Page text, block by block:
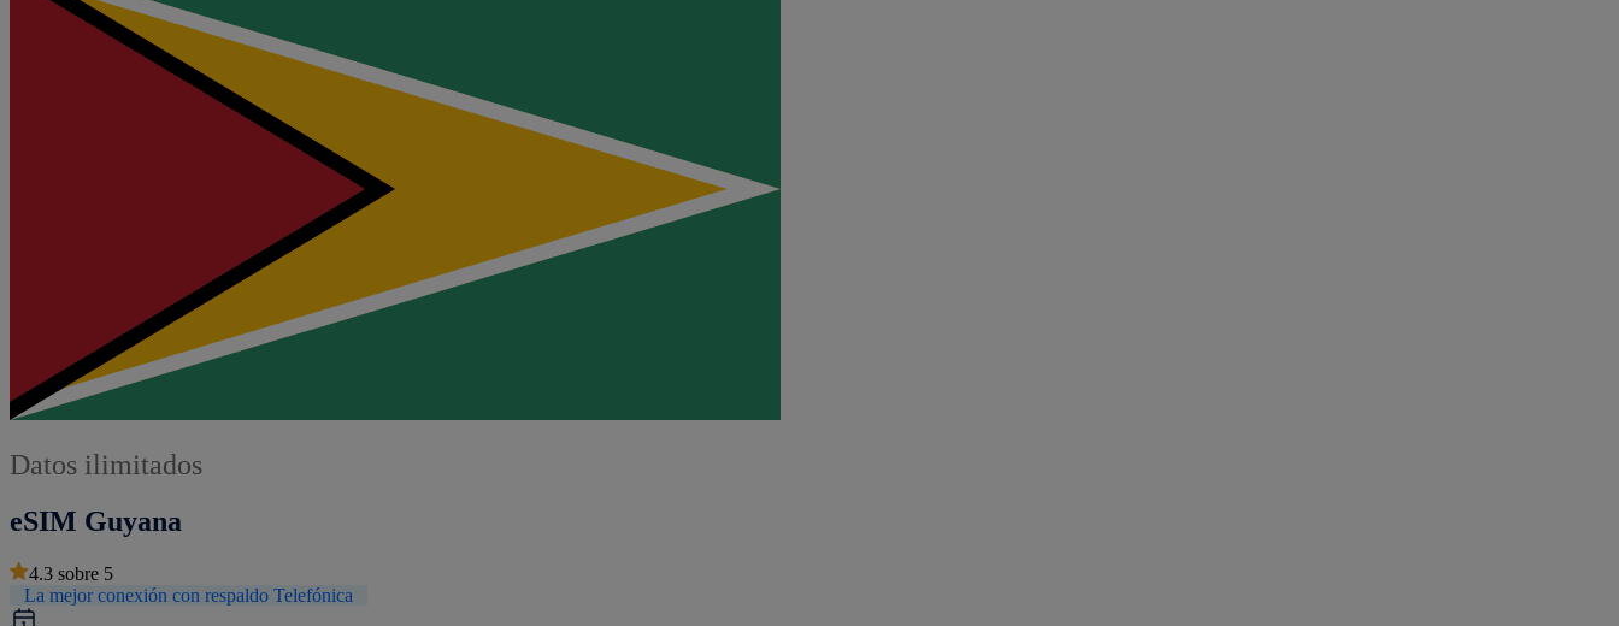
Datos ilimitados
eSIM Guyana
4.3 sobre 5
La mejor conexión con respaldo Telefónica